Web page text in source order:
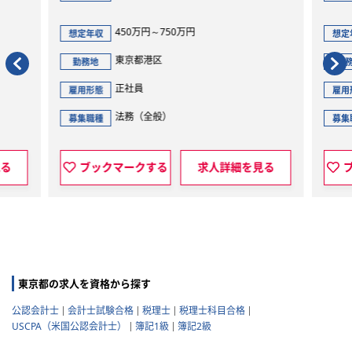
450万円～750万円
勤務地 東京都港区
正社員
法務（全般）
ブックマークする 求人詳細を見る
700万円
東京都港
正社員
法務（全
ブックマーク
東京都の求人を資格から探す
公認会計士 会計士試験合格 税理士
税理士科目合格
USCPA（米国公認会計士）
簿記1級 簿記2級